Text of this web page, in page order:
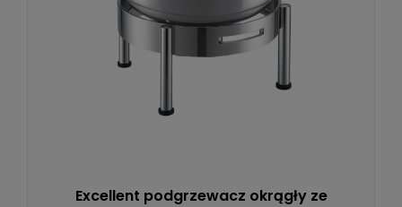
Excellent podgrzewacz okrągły ze